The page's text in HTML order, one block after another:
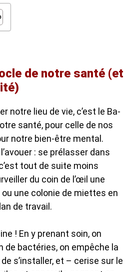
de notre santé (et
notre lieu de vie, c’est le Ba-
santé, pour celle de nos
notre bien-être mental.
: se prélasser dans
tout de suite moins
du coin de l’œil une
une colonie de miettes en
de travail.
! En y prenant soin, on
de bactéries, on empêche la
s’installer, et – cerise sur le